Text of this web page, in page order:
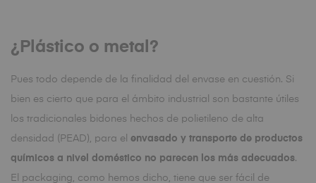
¿Plástico o metal?
Pues todo depende de la finalidad del envase en cuestión. Si
bien es cierto que para el ámbito industrial son bastante útiles
los tradicionales bidones hechos de polietileno de alta
densidad (PEAD), para el envasado y transporte de productos
químicos a nivel doméstico no parecen los más adecuados.
El packaging, como hemos dicho, tiene que ser fácil de